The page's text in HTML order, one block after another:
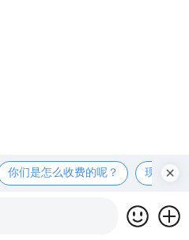
你们是怎么收费的呢？ 现在有